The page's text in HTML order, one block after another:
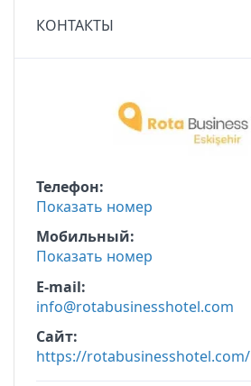
КОНТАКТЫ
Телефон
Показать номер
Мобильный
Показать номер
E-mail
info@rotabusinesshotel.com
Сайт
https://rotabusinesshotel.com/